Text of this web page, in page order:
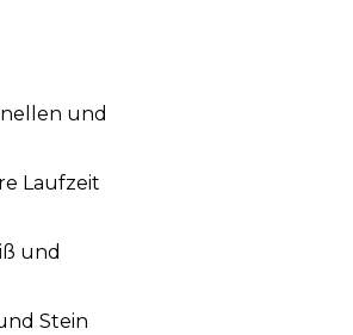
und
Laufzeit
und
Stein